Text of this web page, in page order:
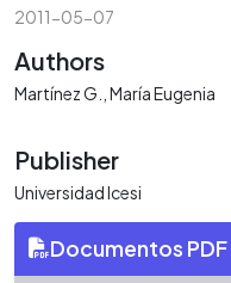
2011-05-07
Authors
Martínez G., María Eugenia
Publisher
Universidad Icesi
Documentos PDF